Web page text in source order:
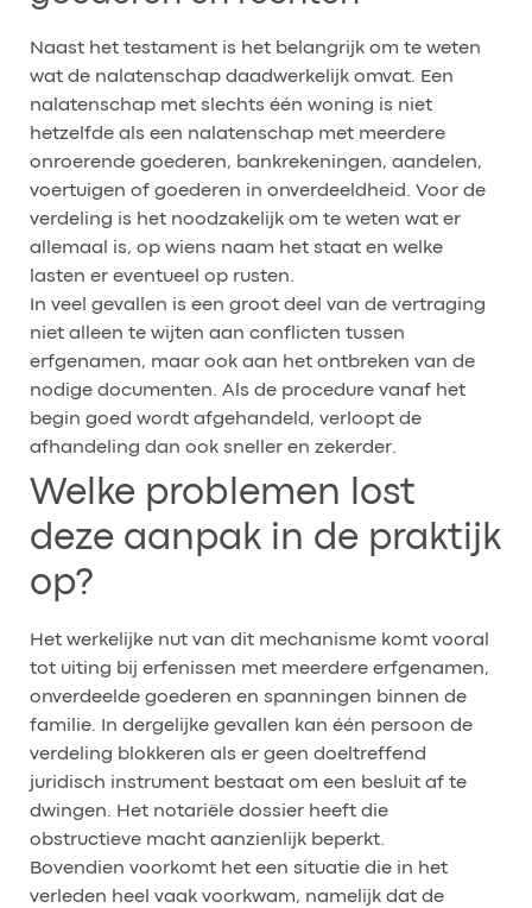
Naast het testament is het belangrijk om te weten
wat de nalatenschap daadwerkelijk omvat. Een
nalatenschap met slechts één woning is niet
hetzelfde als een nalatenschap met meerdere
onroerende goederen, bankrekeningen, aandelen,
voertuigen of goederen in onverdeeldheid. Voor de
verdeling is het noodzakelijk om te weten wat er
allemaal is, op wiens naam het staat en welke
lasten er eventueel op rusten.
In veel gevallen is een groot deel van de vertraging
niet alleen te wijten aan conflicten tussen
erfgenamen, maar ook aan het ontbreken van de
nodige documenten. Als de procedure vanaf het
begin goed wordt afgehandeld, verloopt de
afhandeling dan ook sneller en zekerder.
Welke problemen lost
deze aanpak in de praktijk
op?
Het werkelijke nut van dit mechanisme komt vooral
tot uiting bij erfenissen met meerdere erfgenamen,
onverdeelde goederen en spanningen binnen de
familie. In dergelijke gevallen kan één persoon de
verdeling blokkeren als er geen doeltreffend
juridisch instrument bestaat om een besluit af te
dwingen. Het notariële dossier heeft die
obstructieve macht aanzienlijk beperkt.
Bovendien voorkomt het een situatie die in het
verleden heel vaak voorkwam, namelijk dat de